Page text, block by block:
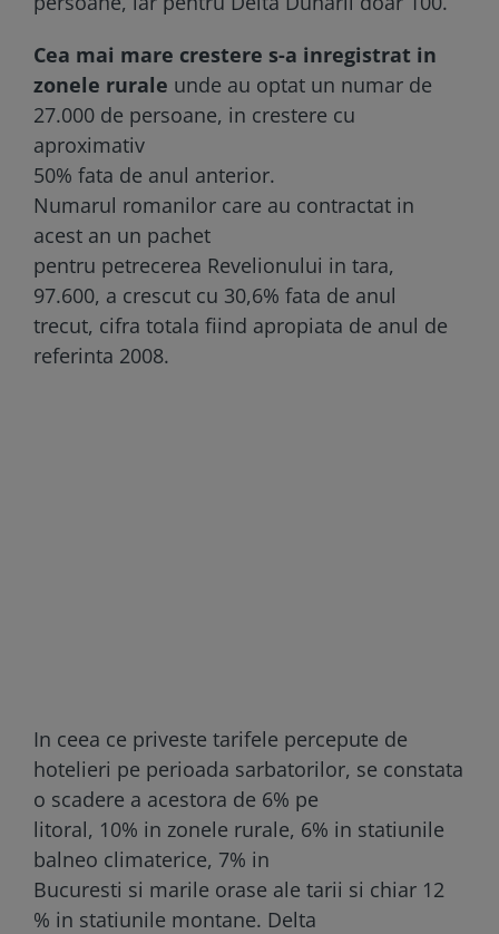
Cea mai mare crestere s-a inregistrat in
zonele rurale unde au optat un numar de
27.000 de persoane, in crestere cu
aproximativ
50% fata de anul anterior.
Numarul romanilor care au contractat in
acest an un pachet
pentru petrecerea Revelionului in tara,
97.600, a crescut cu 30,6% fata de anul
trecut, cifra totala fiind apropiata de anul de
referinta 2008.
In ceea ce priveste tarifele percepute de
hotelieri pe perioada sarbatorilor, se constata
o scadere a acestora de 6% pe
litoral, 10% in zonele rurale, 6% in statiunile
balneo climaterice, 7% in
Bucuresti si marile orase ale tarii si chiar 12
% in statiunile montane. Delta